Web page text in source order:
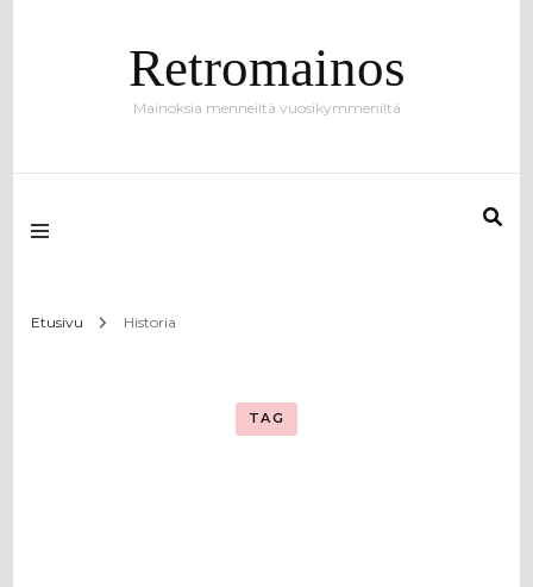
Retromainos
Mainoksia menneiltä vuosikymmeniltä
Etusivu Historia
TAG